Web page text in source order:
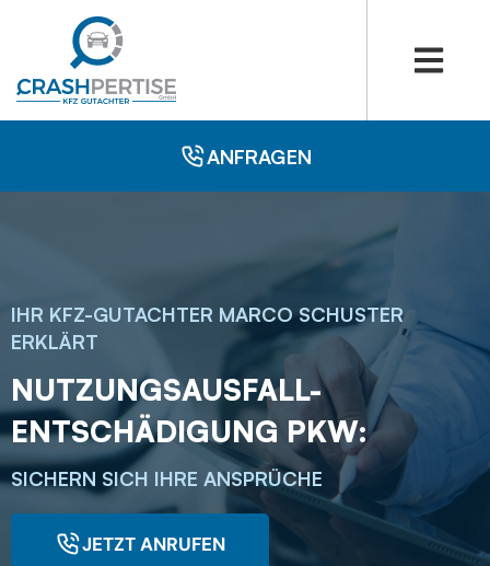
ANFRAGEN
IHR KFZ-GUTACHTER MARCO SCHUSTER
ERKLÄRT
NUTZUNGSAUSFALL-
ENTSCHÄDIGUNG PKW:
SICHERN SICH IHRE ANSPRÜCHE
JETZT ANRUFEN